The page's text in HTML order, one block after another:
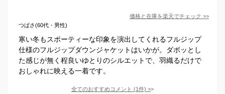
価格と在庫を楽天でチェック >>
つばさ(60代・男性)
寒い冬もスポーティーな印象を演出してくれるフルジップ
仕様のフルジップダウンジャケットはいかが。ダボッとし
た感じが無く程良いゆとりのシルエットで、羽織るだけで
おしゃれに映える一着です。
全てのおすすめコメント (1件) >